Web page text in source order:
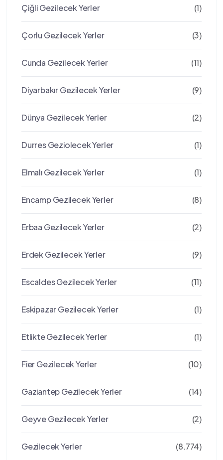
Çiğli Gezilecek Yerler (1)
Çorlu Gezilecek Yerler (3)
Cunda Gezilecek Yerler (11)
Diyarbakır Gezilecek Yerler (9)
Dünya Gezilecek Yerler (2)
Durres Geziolecek Yerler (1)
Elmalı Gezilecek Yerler (1)
Encamp Gezilecek Yerler (8)
Erbaa Gezilecek Yerler (2)
Erdek Gezilecek Yerler (9)
Escaldes Gezilecek Yerler (11)
Eskipazar Gezilecek Yerler (1)
Etlikte Gezilecek Yerler (1)
Fier Gezilecek Yerler (10)
Gaziantep Gezilecek Yerler (14)
Geyve Gezilecek Yerler (2)
Gezilecek Yerler (8.774)